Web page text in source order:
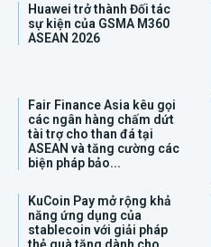
Huawei trở thành Đối tác
sự kiện của GSMA M360
ASEAN 2026
Fair Finance Asia kêu gọi
các ngân hàng chấm dứt
tài trợ cho than đá tại
ASEAN và tăng cường các
biện pháp bảo...
KuCoin Pay mở rộng khả
năng ứng dụng của
stablecoin với giải pháp